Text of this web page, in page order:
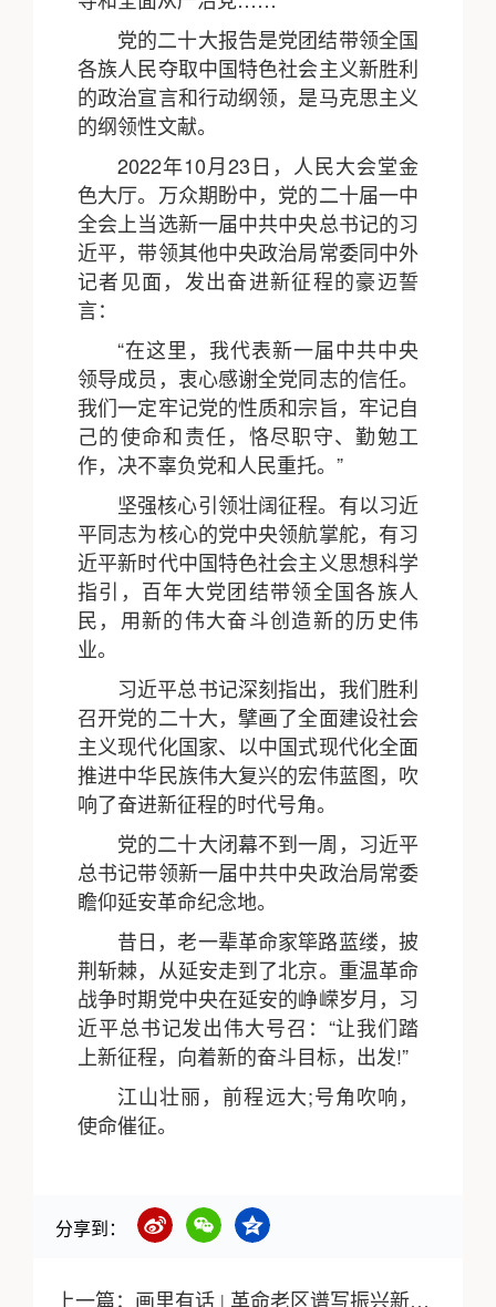
党的二十大报告是党团结带领全国
各族人民夺取中国特色社会主义新胜利
的政治宣言和行动纲领，是马克思主义
的纲领性文献。
2022年10月23日，人民大会堂金
色大厅。万众期盼中，党的二十届一中
全会上当选新一届中共中央总书记的习
近平，带领其他中央政治局常委同中外
记者见面，发出奋进新征程的豪迈誓
言：
“在这里，我代表新一届中共中央
领导成员，衷心感谢全党同志的信任。
我们一定牢记党的性质和宗旨，牢记自
己的使命和责任，恪尽职守、勤勉工
作，决不辜负党和人民重托。”
坚强核心引领壮阔征程。有以习近
平同志为核心的党中央领航掌舵，有习
近平新时代中国特色社会主义思想科学
指引，百年大党团结带领全国各族人
民，用新的伟大奋斗创造新的历史伟
业。
习近平总书记深刻指出，我们胜利
召开党的二十大，擘画了全面建设社会
主义现代化国家、以中国式现代化全面
推进中华民族伟大复兴的宏伟蓝图，吹
响了奋进新征程的时代号角。
党的二十大闭幕不到一周，习近平
总书记带领新一届中共中央政治局常委
瞻仰延安革命纪念地。
昔日，老一辈革命家筚路蓝缕，披
荆斩棘，从延安走到了北京。重温革命
战争时期党中央在延安的峥嵘岁月，习
近平总书记发出伟大号召：“让我们踏
上新征程，向着新的奋斗目标，出发!”
江山壮丽，前程远大;号角吹响，
使命催征。
分享到：
上一篇： 画里有话 | 革命老区谱写振兴新篇章